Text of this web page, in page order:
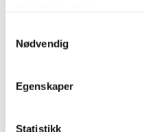
Nødvendig
Egenskaper
Statistikk